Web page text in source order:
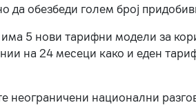
да обезбеди голем број
5 нови тарифни модели за
на 24 месеци како и еден
неограничени национални